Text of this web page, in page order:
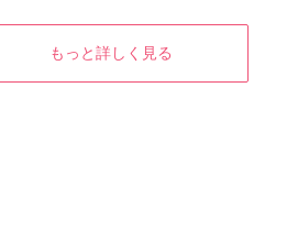
もっと詳しく見る